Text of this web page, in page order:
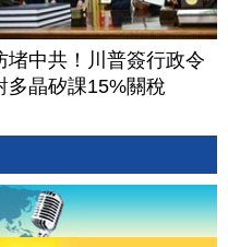
堵中共！川普簽行政令
多晶矽課15%關稅